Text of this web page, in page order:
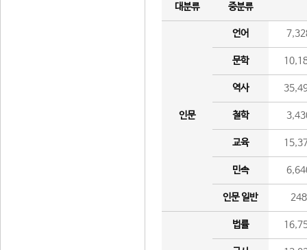
대분류
중분류
인문
언어
문학
역사
철학
교육
민속
인문 일반 248
법률